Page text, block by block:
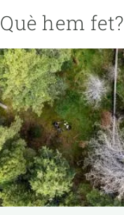
Què hem fet?